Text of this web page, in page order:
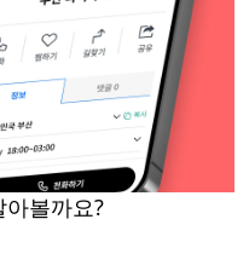
볼까요?